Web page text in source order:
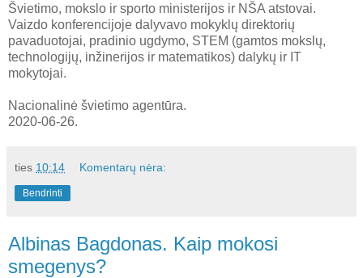
Švietimo, mokslo ir sporto ministerijos ir NŠA atstovai.
Vaizdo konferencijoje dalyvavo mokyklų direktorių
pavaduotojai, pradinio ugdymo, STEM (gamtos mokslų,
technologijų, inžinerijos ir matematikos) dalykų ir IT
mokytojai.
Nacionalinė švietimo agentūra.
2020-06-26.
ties 10:14 Komentarų nėra:
Bendrinti
Albinas Bagdonas. Kaip mokosi
smegenys?